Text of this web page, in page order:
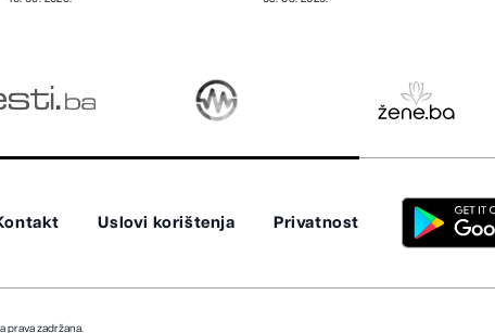
Uslovi korištenja Privatnost
prava zadržana.